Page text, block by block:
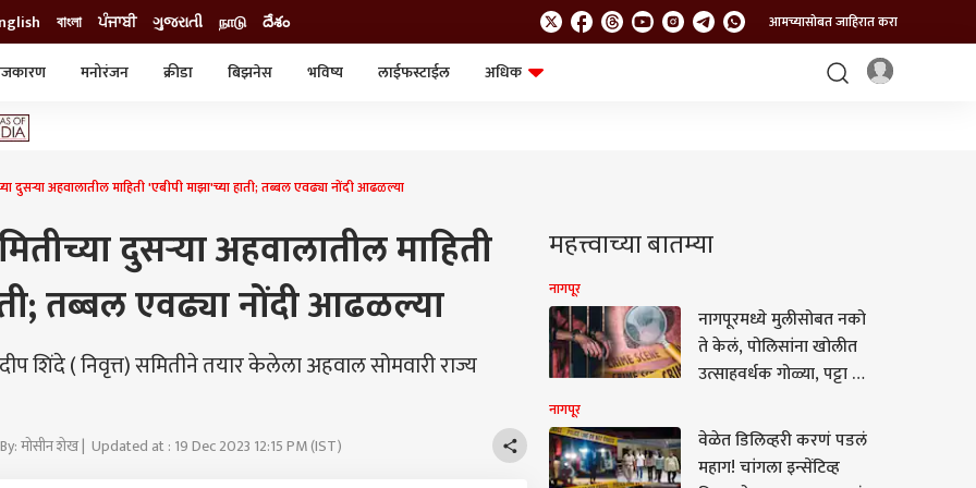
বাংলা ਪੰਜਾਬੀ ગુજરાતી நாடு దేశం आमच्यासोबत जाहिरात करा
मनोरंजन क्रीडा बिझनेस भविष्य लाईफस्टाईल
अधिक
दुसऱ्या अहवालातील माहिती 'एबीपी माझा'च्या हाती; तब्बल एवढ्या नोंदी आढळल्या
दुसऱ्या अहवालातील माहिती
तब्बल एवढ्या नोंदी आढळल्या
शिंदे ( निवृत्त) समितीने तयार केलेला अहवाल सोमवारी राज्य
मोसीन शेख | Updated at : 19 Dec 2023 12:15 PM (IST)
महत्त्वाच्या बातम्या
नागपूर
नागपूरमध्ये मुलीसोबत नको
ते केलं, पोलिसांना खोलीत
उत्साहवर्धक गोळ्या, पट्टा अन्
पोलिसांसमोर आरोपीचा माज
कायम
नागपूर
वेळेत डिलिव्हरी करणं पडलं
महाग! चांगला इन्सेंटिव्ह